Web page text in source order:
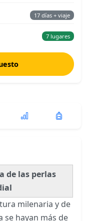
17 días + viaje
7 lugares
de las perlas
milenaria y de
se hayan más de